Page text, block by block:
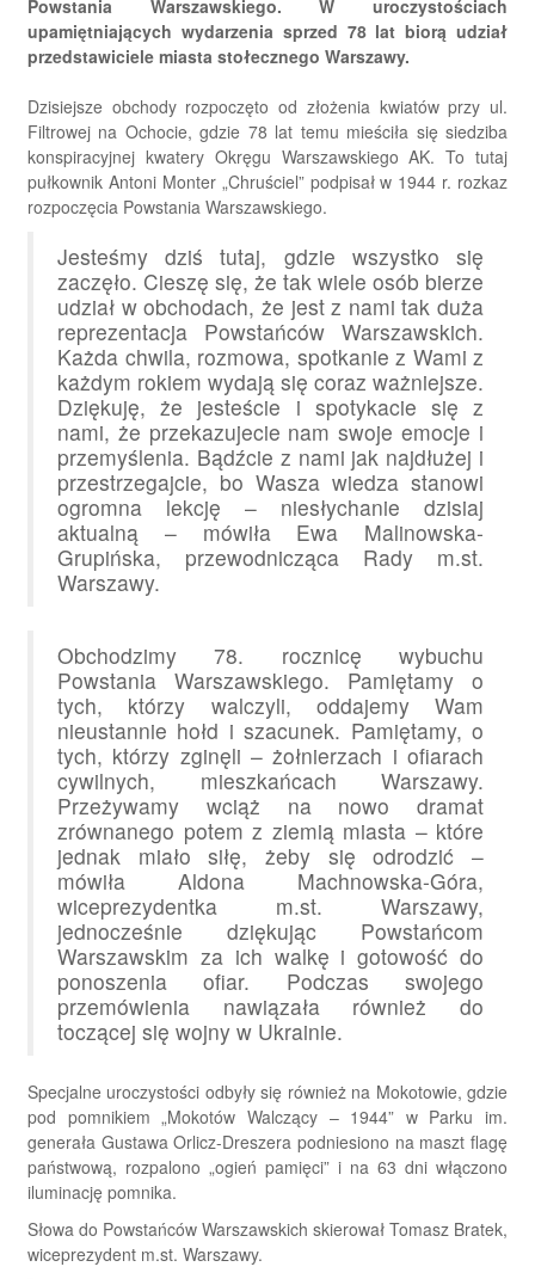
Powstania Warszawskiego. W uroczystościach
upamiętniających wydarzenia sprzed 78 lat biorą udział
przedstawiciele miasta stołecznego Warszawy.
Dzisiejsze obchody rozpoczęto od złożenia kwiatów przy ul.
Filtrowej na Ochocie, gdzie 78 lat temu mieściła się siedziba
konspiracyjnej kwatery Okręgu Warszawskiego AK. To tutaj
pułkownik Antoni Monter „Chruściel” podpisał w 1944 r. rozkaz
rozpoczęcia Powstania Warszawskiego.
Jesteśmy dziś tutaj, gdzie wszystko się
zaczęło. Cieszę się, że tak wiele osób bierze
udział w obchodach, że jest z nami tak duża
reprezentacja Powstańców Warszawskich.
Każda chwila, rozmowa, spotkanie z Wami z
każdym rokiem wydają się coraz ważniejsze.
Dziękuję, że jesteście i spotykacie się z
nami, że przekazujecie nam swoje emocje i
przemyślenia. Bądźcie z nami jak najdłużej i
przestrzegajcie, bo Wasza wiedza stanowi
ogromna lekcję – niesłychanie dzisiaj
aktualną – mówiła Ewa Malinowska-
Grupińska, przewodnicząca Rady m.st.
Warszawy.
Obchodzimy 78. rocznicę wybuchu
Powstania Warszawskiego. Pamiętamy o
tych, którzy walczyli, oddajemy Wam
nieustannie hołd i szacunek. Pamiętamy, o
tych, którzy zginęli – żołnierzach i ofiarach
cywilnych, mieszkańcach Warszawy.
Przeżywamy wciąż na nowo dramat
zrównanego potem z ziemią miasta – które
jednak miało siłę, żeby się odrodzić –
mówiła Aldona Machnowska-Góra,
wiceprezydentka m.st. Warszawy,
jednocześnie dziękując Powstańcom
Warszawskim za ich walkę i gotowość do
ponoszenia ofiar. Podczas swojego
przemówienia nawiązała również do
toczącej się wojny w Ukrainie.
Specjalne uroczystości odbyły się również na Mokotowie, gdzie
pod pomnikiem „Mokotów Walczący – 1944” w Parku im.
generała Gustawa Orlicz-Dreszera podniesiono na maszt flagę
państwową, rozpalono „ogień pamięci” i na 63 dni włączono
iluminację pomnika.
Słowa do Powstańców Warszawskich skierował Tomasz Bratek,
wiceprezydent m.st. Warszawy.